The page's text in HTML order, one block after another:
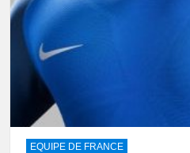
EQUIPE DE FRANCE